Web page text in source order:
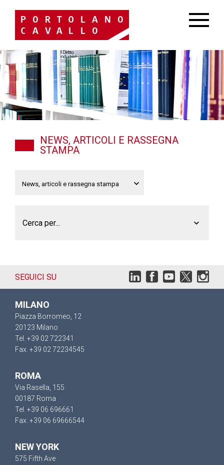
NEWS, ARTICOLI E RASSEGNA
STAMPA
Cerca per...
SEGUICI SU
MILANO
Piazza Borromeo, 12
20123 Milano
Tel. +39 02 722341
Fax. +39 02 72234545
ROMA
Via Rasella, 155
00187 Roma
Tel. +39 06 696661
Fax. +39 06 69666544
NEW YORK
575 Fifth Ave